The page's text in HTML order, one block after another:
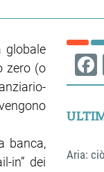
globale
zero (o
banca,
in” dei
Aria: